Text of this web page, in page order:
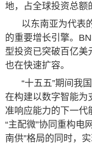
地，占全球投资总额
以东南亚为代表
的重要增长引擎。
型投资已突破百亿美
也在快速扩容。
“十五五”期间我
在构建以数字智能为
准响应能力的下一代
“主配微”协同重构电
南供”格局的同时，